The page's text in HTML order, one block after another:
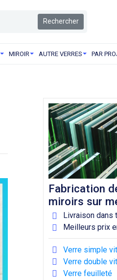
Rechercher
MIROIR AUTRE VERRES PAR
Fabrication
miroirs sur
Livraison dans
Meilleurs prix
Verre simple
Verre double
Verre feuilleté